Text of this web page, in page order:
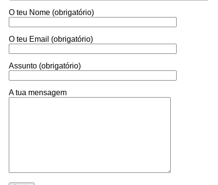
O teu Nome (obrigatório)
O teu Email (obrigatório)
Assunto (obrigatório)
A tua mensagem